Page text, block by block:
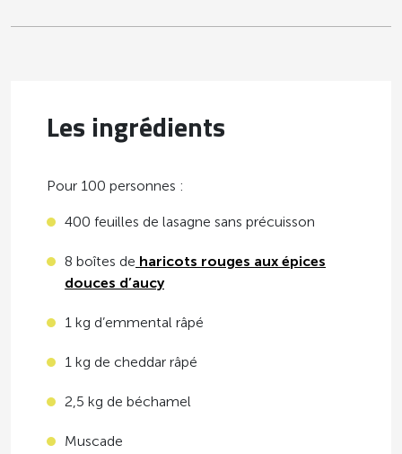
Les ingrédients
Pour 100 personnes :
400 feuilles de lasagne sans précuisson
8 boîtes de haricots rouges aux épices
douces d’aucy
1 kg d’emmental râpé
1 kg de cheddar râpé
2,5 kg de béchamel
Muscade